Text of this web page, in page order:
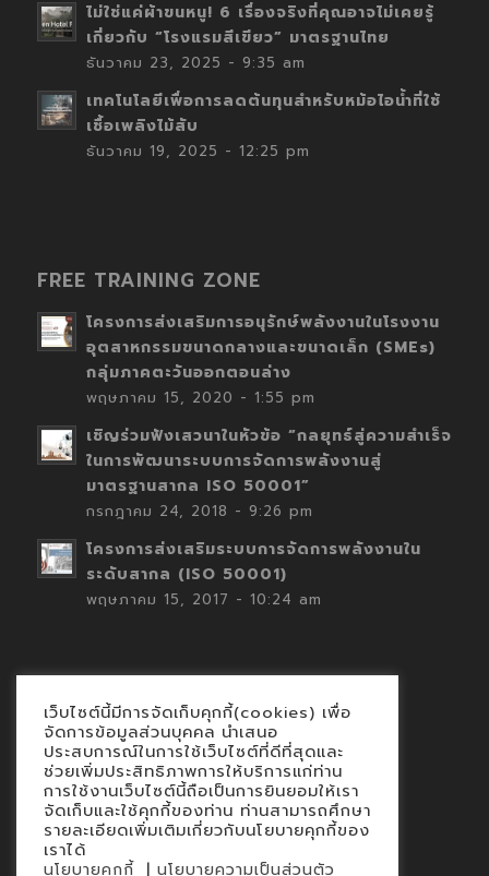
ไม่ใช่แค่ผ้าขนหนู! 6 เรื่องจริงที่คุณอาจไม่เคยรู้
เกี่ยวกับ “โรงแรมสีเขียว” มาตรฐานไทย
ธันวาคม 23, 2025 - 9:35 am
เทคโนโลยีเพื่อการลดต้นทุนสำหรับหม้อไอน้ำที่ใช้
เชื้อเพลิงไม้สับ
ธันวาคม 19, 2025 - 12:25 pm
FREE TRAINING ZONE
โครงการส่งเสริมการอนุรักษ์พลังงานในโรงงาน
อุตสาหกรรมขนาดกลางและขนาดเล็ก (SMEs)
กลุ่มภาคตะวันออกตอนล่าง
พฤษภาคม 15, 2020 - 1:55 pm
เชิญร่วมฟังเสวนาในหัวข้อ “กลยุทธ์สู่ความสำเร็จ
ในการพัฒนาระบบการจัดการพลังงานสู่
มาตรฐานสากล ISO 50001”
กรกฎาคม 24, 2018 - 9:26 pm
โครงการส่งเสริมระบบการจัดการพลังงานใน
ระดับสากล (ISO 50001)
พฤษภาคม 15, 2017 - 10:24 am
Contact
นโยบายคุกกี้
นโยบายข้อมูลส่วนบุคคล
เว็บไซต์นี้มีการจัดเก็บคุกกี้(cookies) เพื่อ
จัดการข้อมูลส่วนบุคคล นำเสนอ
ประสบการณ์ในการใช้เว็บไซต์ที่ดีที่สุดและ
ช่วยเพิ่มประสิทธิภาพการให้บริการแก่ท่าน
การใช้งานเว็บไซต์นี้ถือเป็นการยินยอมให้เรา
จัดเก็บและใช้คุกกี้ของท่าน ท่านสามารถศึกษา
รายละเอียดเพิ่มเติมเกี่ยวกับนโยบายคุกกี้ของ
เราได้
นโยบายคุกกี้ | นโยบายความเป็นส่วนตัว